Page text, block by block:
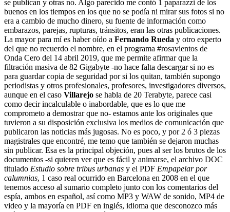
se publican y otras no. Algo parecido me contó 1 paparazzi de los
buenos en los tiempos en los que no se podía ni mirar sus fotos si no
era a cambio de mucho dinero, su fuente de información como
embarazos, parejas, rupturas, tránsitos, eran las otras publicaciones.
La mayor para mí es haber oído a Fernando Rueda y otro experto
del que no recuerdo el nombre, en el programa #rosavientos de
Onda Cero del 14 abril 2019, que me permite afirmar que la
filtración masiva de 82 Gigabyte -no hace falta descargar si no es
para guardar copia de seguridad por si los quitan, también supongo
periodistas y otros profesionales, profesores, investigadores diversos,
aunque en el caso Villarejo se habla de 20 Terabyte, parece casi
como decir incalculable o inabordable, que es lo que me
comprometo a demostrar que no- estamos ante los originales que
tuvieron a su disposición exclusiva los medios de comunicación que
publicaron las noticias más jugosas. No es poco, y por 2 ó 3 piezas
magistrales que encontré, me temo que también se dejaron muchas
sin publicar. Esa es la principal objeción, pues al ser los brutos de los
documentos -si quieren ver que es fácil y animarse, el archivo DOC
titulado Estudio sobre tribus urbanas y el PDF Empapelar por
calumnias, 1 caso real ocurrido en Barcelona en 2008 en el que
tenemos acceso al sumario completo junto con los comentarios del
espía, ambos en español, así como MP3 y WAW de sonido, MP4 de
video y la mayoría en PDF en inglés, idioma que desconozco más